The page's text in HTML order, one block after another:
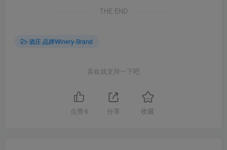
THE END
酒庄·品牌Winery-Brand
喜欢就支持一下吧
点赞 6 分享 收藏